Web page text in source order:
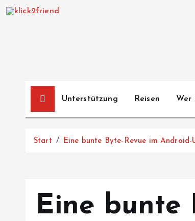
Unterstützung Reisen Wer
Start Eine bunte Byte-Revue im Android-
Eine bunte